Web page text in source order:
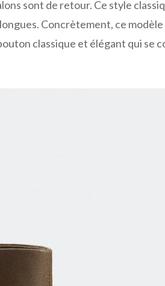
sont de retour. Ce style
Concrètement, ce modèle
classique et élégant qui se